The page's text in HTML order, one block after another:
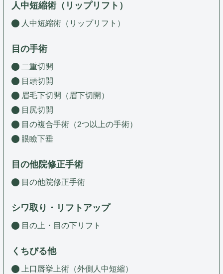
人中短縮術（リップリフト）
人中短縮術（リップリフト）
目の手術
二重切開
目頭切開
眉毛下切開（眉下切開）
目尻切開
目の複合手術（2つ以上の手術）
眼瞼下垂
目の他院修正手術
目の他院修正手術
シワ取り・リフトアップ
目の上・目の下リフト
くちびる他
上口唇挙上術（外側人中短縮）